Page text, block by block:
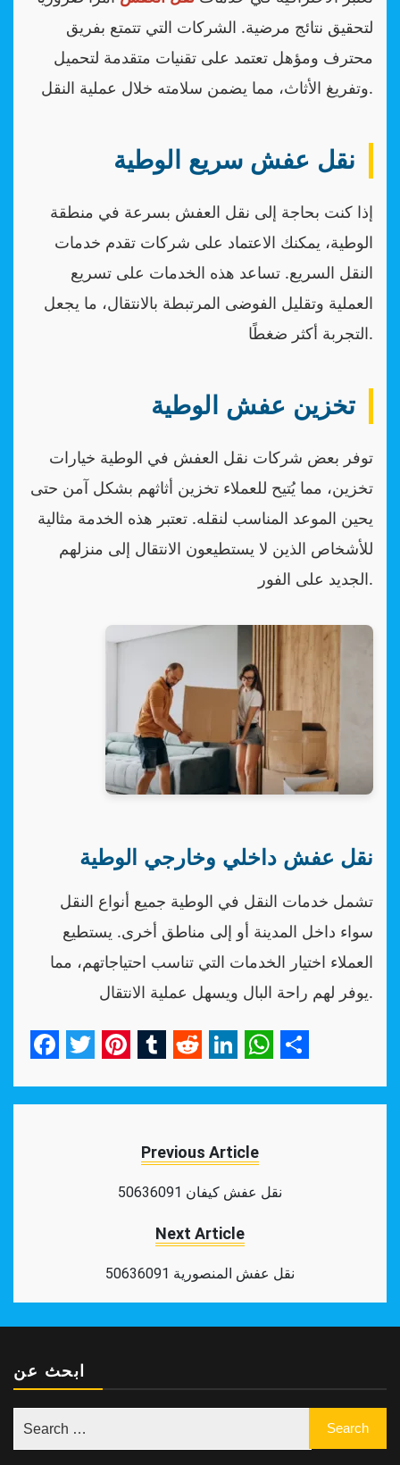
لتحقيق نتائج مرضية. الشركات التي تتمتع بفريق
محترف ومؤهل تعتمد على تقنيات متقدمة لتحميل
وتفريغ الأثاث، مما يضمن سلامته خلال عملية النقل.
نقل عفش سريع الوطية
إذا كنت بحاجة إلى نقل العفش بسرعة في منطقة
الوطية، يمكنك الاعتماد على شركات تقدم خدمات
النقل السريع. تساعد هذه الخدمات على تسريع
العملية وتقليل الفوضى المرتبطة بالانتقال، ما يجعل
التجربة أكثر ضغطًا.
تخزين عفش الوطية
توفر بعض شركات نقل العفش في الوطية خيارات
تخزين، مما يُتيح للعملاء تخزين أثاثهم بشكل آمن حتى
يحين الموعد المناسب لنقله. تعتبر هذه الخدمة مثالية
للأشخاص الذين لا يستطيعون الانتقال إلى منزلهم
الجديد على الفور.
نقل عفش داخلي وخارجي الوطية
تشمل خدمات النقل في الوطية جميع أنواع النقل
سواء داخل المدينة أو إلى مناطق أخرى. يستطيع
العملاء اختيار الخدمات التي تناسب احتياجاتهم، مما
يوفر لهم راحة البال ويسهل عملية الانتقال.
Previous Article
نقل عفش كيفان 50636091
Next Article
نقل عفش المنصورية 50636091
ابحث عن